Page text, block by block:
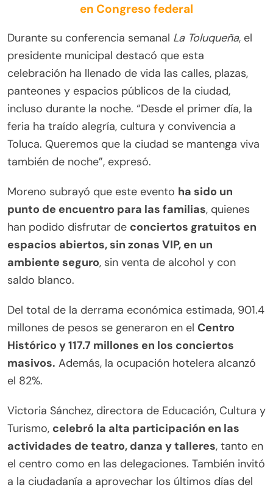
en Congreso federal
Durante su conferencia semanal La Toluqueña, el
presidente municipal destacó que esta
celebración ha llenado de vida las calles, plazas,
panteones y espacios públicos de la ciudad,
incluso durante la noche. “Desde el primer día, la
feria ha traído alegría, cultura y convivencia a
Toluca. Queremos que la ciudad se mantenga viva
también de noche”, expresó.
Moreno subrayó que este evento ha sido un
punto de encuentro para las familias, quienes
han podido disfrutar de conciertos gratuitos en
espacios abiertos, sin zonas VIP, en un
ambiente seguro, sin venta de alcohol y con
saldo blanco.
Del total de la derrama económica estimada, 901.4
millones de pesos se generaron en el Centro
Histórico y 117.7 millones en los conciertos
masivos. Además, la ocupación hotelera alcanzó
el 82%.
Victoria Sánchez, directora de Educación, Cultura y
Turismo, celebró la alta participación en las
actividades de teatro, danza y talleres, tanto en
el centro como en las delegaciones. También invitó
a la ciudadanía a aprovechar los últimos días del